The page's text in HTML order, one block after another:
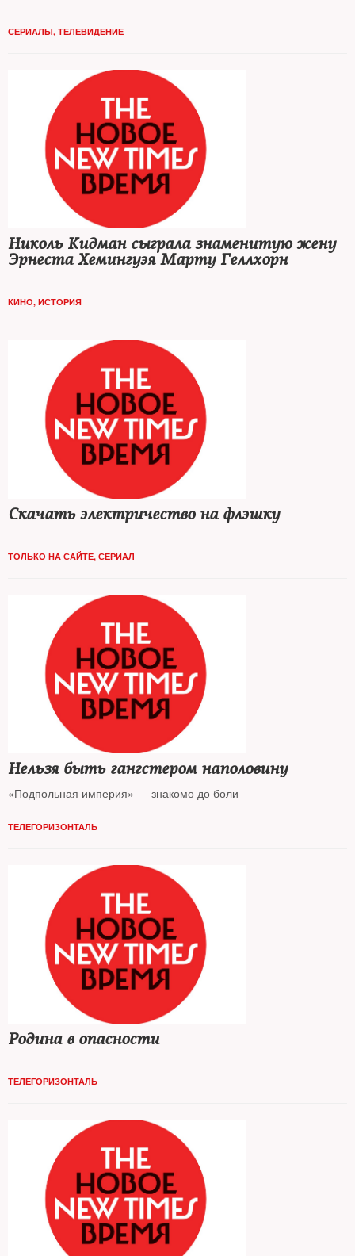
СЕРИАЛЫ, ТЕЛЕВИДЕНИЕ
Николь Кидман сыграла знаменитую жену
Эрнеста Хемингуэя Марту Геллхорн
КИНО, ИСТОРИЯ
Скачать электричество на флэшку
ТОЛЬКО НА САЙТЕ, СЕРИАЛ
Нельзя быть гангстером наполовину
«Подпольная империя» — знакомо до боли
ТЕЛЕГОРИЗОНТАЛЬ
Родина в опасности
ТЕЛЕГОРИЗОНТАЛЬ